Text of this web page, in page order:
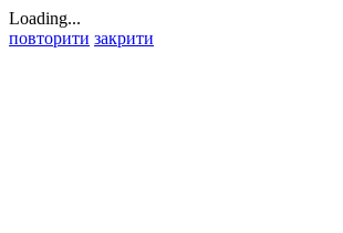
Loading...
повторити закрити